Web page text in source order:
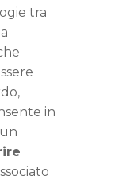
tra
in